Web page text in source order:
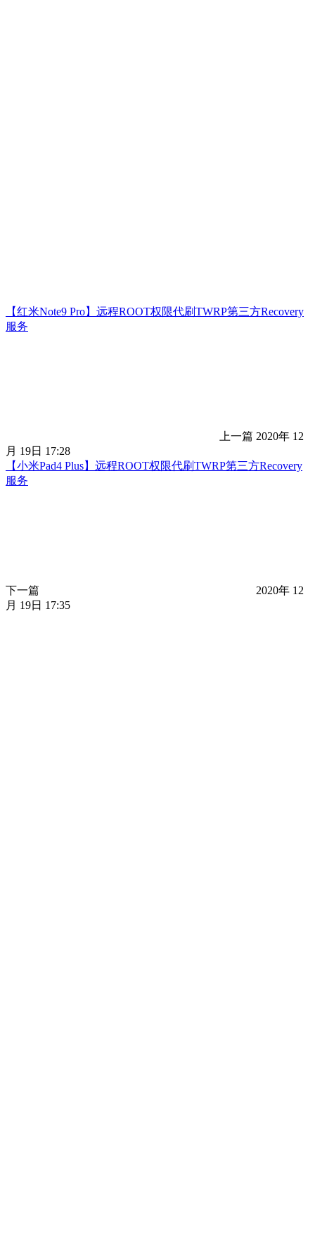
【红米Note9 Pro】远程ROOT权限代刷TWRP第三方Recovery
服务
上一篇 2020年 12
月 19日 17:28
【小米Pad4 Plus】远程ROOT权限代刷TWRP第三方Recovery
服务
下一篇
2020年 12
月 19日 17:35